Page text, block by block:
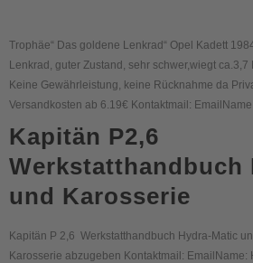
Trophäe“ Das goldene Lenkrad“ Opel Kadett
Lenkrad, guter Zustand, sehr schwer,wiegt
Keine Gewährleistung, keine Rücknahme da
Versandkosten ab 6.19€ Kontaktmail:
Kapitän P2,6
Werkstatthandbuch
und Karosserie
Kapitän P 2,6 Werkstatthandbuch Hydra-Matic
Karosserie abzugeben Kontaktmail: EmailName: